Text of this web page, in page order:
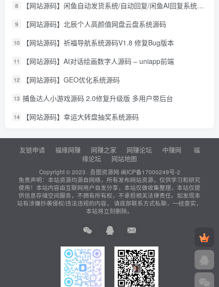
8 【网站源码】闲鱼自动发货系统/自动回复/闲鱼AI回复系统源码
9 【网站源码】北辰个人高颜值网盘云盘系统源码
10 【网站源码】祈福导航系统源码V1.8 修复Bug版本
11 【网站源码】AI对话绘画数字人源码 – uniapp前端
12 【网站源码】GEO优化系统源码
13 捕鱼达人小游戏源码 2.0修复升级版 多用户带后台
14 【网站源码】幸运大转盘抽奖系统源码
友链申请 福缘网赚 网赚之家 网赚论坛 中赚网
福
缘论坛
网站地图
Copyright © 2023 · 吾图资源网 闽ICP备17000249号-2
免责声明：本站资源均源自网络，所有发布网站资源，仅供学习和研究
使用！本站内容由互联网用户自发分享，本站仅做收集整理，本站仅提
供信息存储空间服务，不拥有所有权，不承担相关法律责任。如发现本
站有涉嫌抄袭侵权/违法违规的内容， 请底部联系方式私聊，一经查实，
本站将立刻删除。